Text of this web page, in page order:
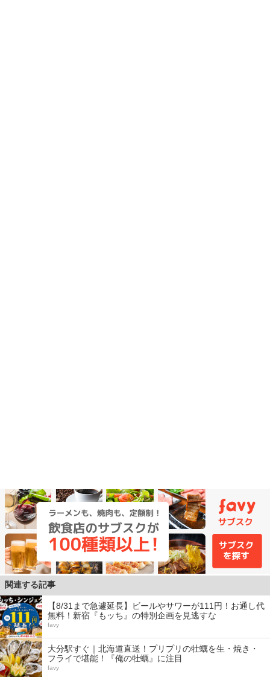
関連する記事
【8/31まで急遽延長】ビールやサワーが111円！お通し代
無料！新宿『もッち』の特別企画を見逃すな
favy
大分駅すぐ｜北海道直送！プリプリの牡蠣を生・焼き・
フライで堪能！『俺の牡蠣』に注目
favy